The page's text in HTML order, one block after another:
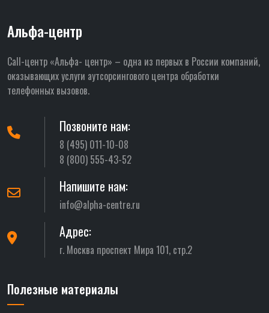
Альфа-центр
Call-центр «Альфа- центр» – одна из первых в России компаний,
оказывающих услуги аутсорсингового центра обработки
телефонных вызовов.
Позвоните нам:
8 (495) 011-10-08
8 (800) 555-43-52
Напишите нам:
info@alpha-centre.ru
Адрес:
г. Москва проспект Мира 101, стр.2
Полезные материалы